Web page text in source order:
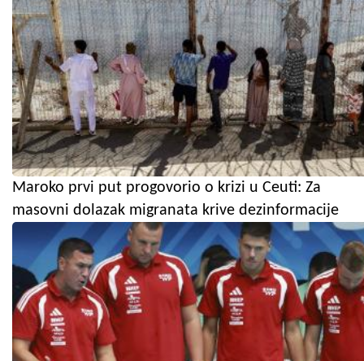
Maroko prvi put progovorio o krizi u Ceuti: Za
masovni dolazak migranata krive dezinformacije